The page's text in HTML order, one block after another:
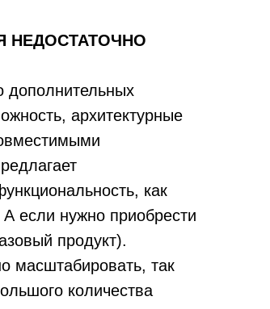
НЕДОСТАТОЧНО
архитектурные
как
если нужно приобрести
продукт).
масштабировать, так
количества